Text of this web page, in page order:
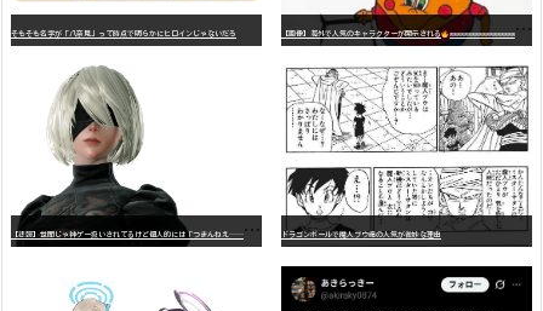
そもそも名字が「八奈見」って時点で明らかにヒロインじゃないだろ 【画像】海外で人気のキャラクターが開示される wwwwwwwwwwwwwwwwwwwwwwwwwwwwwwwwwwwwwwwwwwwwwwwww
【
悲報】世間じゃ神ゲー扱いされてるけど個人的には「つまんねえ……」と思ったゲーム挙げてけ ドラゴンボールで魔人ブウ編の人気が微妙な理由